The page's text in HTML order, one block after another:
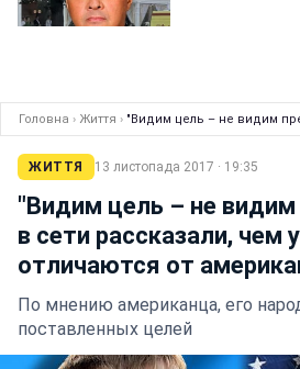
Головна › Життя › "Видим цель – не видим
ЖИТТЯ 13 листопада 2017 · 19:35
"Видим цель – не видим
в сети рассказали, чем
отличаются от
По мнению американца, его
поставленных целей